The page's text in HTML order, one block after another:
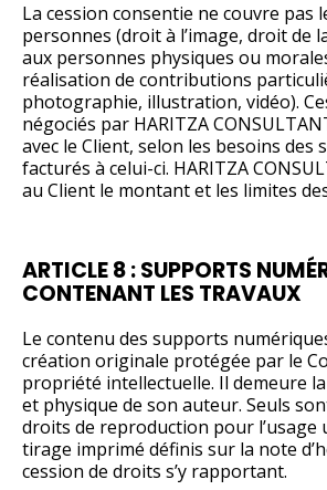
La cession consentie ne couvre pas
personnes (droit à l’image, droit de
aux personnes physiques ou
réalisation de contributions
photographie, illustration, vidéo).
négociés par HARITZA
avec le Client, selon les besoins des
facturés à celui-ci. HARITZA
au Client le montant et les limites
ARTICLE 8 : SUPPORTS
CONTENANT LES TRAVAUX
Le contenu des supports
création originale protégée par le
propriété intellectuelle. Il demeure
et physique de son auteur. Seuls
droits de reproduction pour l’usage
tirage imprimé définis sur la note
cession de droits s’y rapportant.